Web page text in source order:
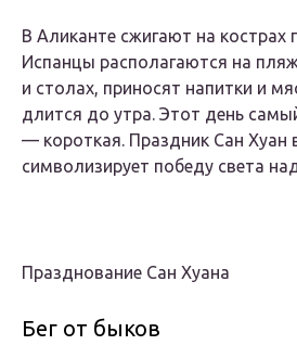
В Аликанте сжигают на кострах
Испанцы располагаются на
и столах, приносят напитки и
длится до утра. Этот день
— короткая. Праздник Сан Хуан
символизирует победу света
Празднование Сан Хуана
Бег от быков